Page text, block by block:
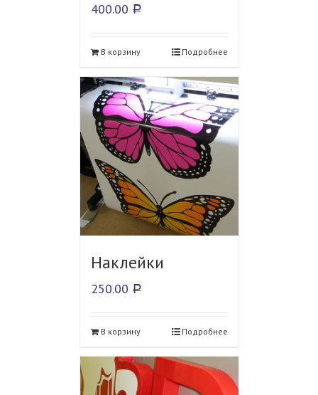
400.00 Р
В корзину Подробнее
Наклейки
250.00 Р
В корзину Подробнее